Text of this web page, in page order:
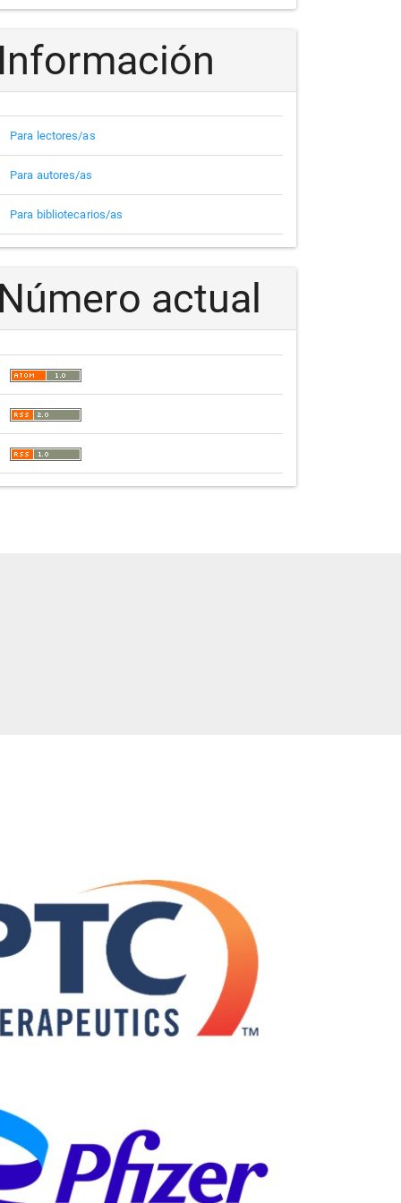
Información
Para lectores/as
Para autores/as
Para bibliotecarios/as
Número actual